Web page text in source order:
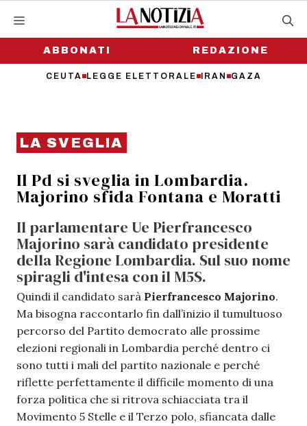
contenutoABBONATI
CEUTA LEGGE ELETTORALE IRAN GAZA
REDAZIONE
LA SVEGLIA
Il Pd si sveglia in Lombardia.
Majorino sfida Fontana e Moratti
Il parlamentare Ue Pierfrancesco
Majorino sarà candidato presidente
della Regione Lombardia. Sul suo nome
spiragli d'intesa con il M5S.
Quindi il candidato sarà Pierfrancesco Majorino.
Ma bisogna raccontarlo fin dall’inizio il tumultuoso
percorso del Partito democrato alle prossime
elezioni regionali in Lombardia perché dentro ci
sono tutti i mali del partito nazionale e perché
riflette perfettamente il difficile momento di una
forza politica che si ritrova schiacciata tra il
Movimento 5 Stelle e il Terzo polo, sfiancata dalle